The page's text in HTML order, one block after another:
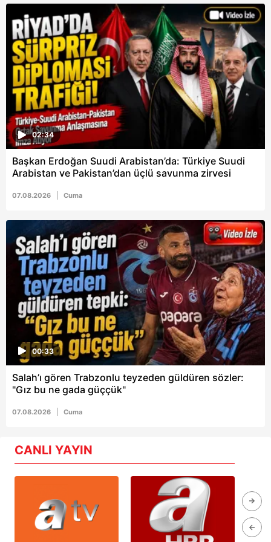
02:34
Başkan Erdoğan Suudi Arabistan’da: Türkiye Suudi
Arabistan ve Pakistan’dan üçlü savunma zirvesi
07.08.2026 Cuma
00:33
Salah’ı gören Trabzonlu teyzeden güldüren sözler:
"Gız bu ne gada güççük"
07.08.2026 Cuma
CANLI YAYIN